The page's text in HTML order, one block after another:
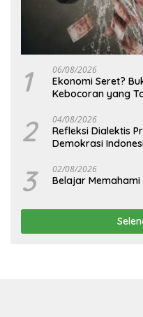
1 06/08/2026
Ekonomi Seret?
Kebocoran yang
2 04/08/2026
Refleksi Dialektis
Demokrasi
3 02/08/2026
Belajar